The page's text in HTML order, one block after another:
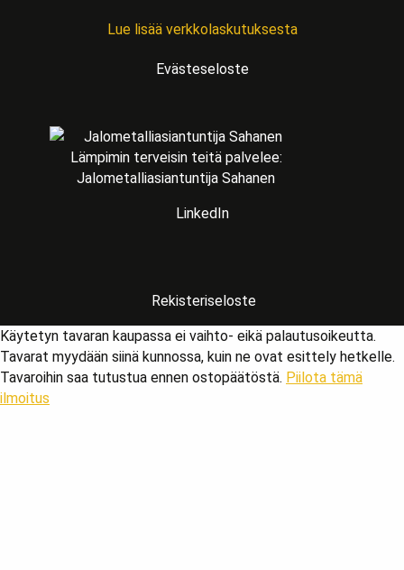
Lue lisää verkkolaskutuksesta
Evästeseloste
Lämpimin terveisin teitä palvelee:
Jalometalliasiantuntija Sahanen
LinkedIn
Rekisteriseloste
Käytetyn tavaran kaupassa ei vaihto- eikä palautusoikeutta.
Tavarat myydään siinä kunnossa, kuin ne ovat esittely hetkelle.
Tavaroihin saa tutustua ennen ostopäätöstä. Piilota tämä
ilmoitus